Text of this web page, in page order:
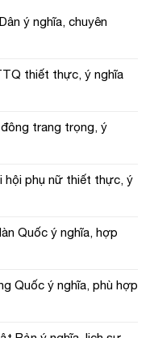
ý nghĩa, chuyên
thiết thực, ý nghĩa
trang trọng, ý
hội phụ nữ thiết thực, ý
Quốc ý nghĩa, hợp
Quốc ý nghĩa, phù hợp